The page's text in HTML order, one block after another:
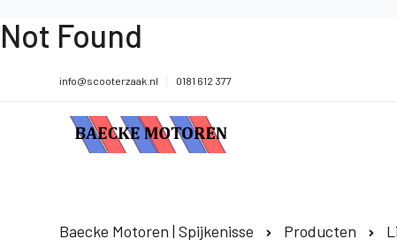
Not Found
info@scooterzaak.nl 0181 612 377
Baecke Motoren | Spijkenisse Producten